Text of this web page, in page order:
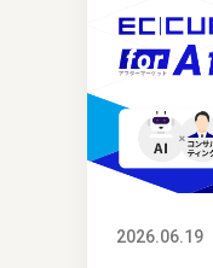
2026.06.19